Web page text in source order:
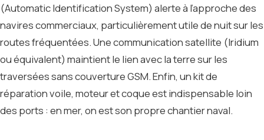
(Automatic Identification System) alerte à l’approche des
navires commerciaux, particulièrement utile de nuit sur les
routes fréquentées. Une communication satellite (Iridium
ou équivalent) maintient le lien avec la terre sur les
traversées sans couverture GSM. Enfin, un kit de
réparation voile, moteur et coque est indispensable loin
des ports : en mer, on est son propre chantier naval.